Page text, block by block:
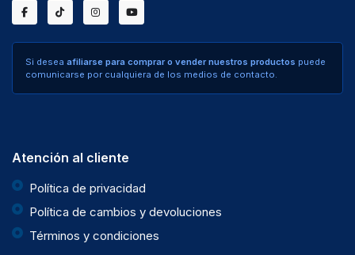
Si desea afiliarse para comprar o vender nuestros productos puede
comunicarse por cualquiera de los medios de contacto.
Atención al cliente
Política de privacidad
Política de cambios y devoluciones
Términos y condiciones